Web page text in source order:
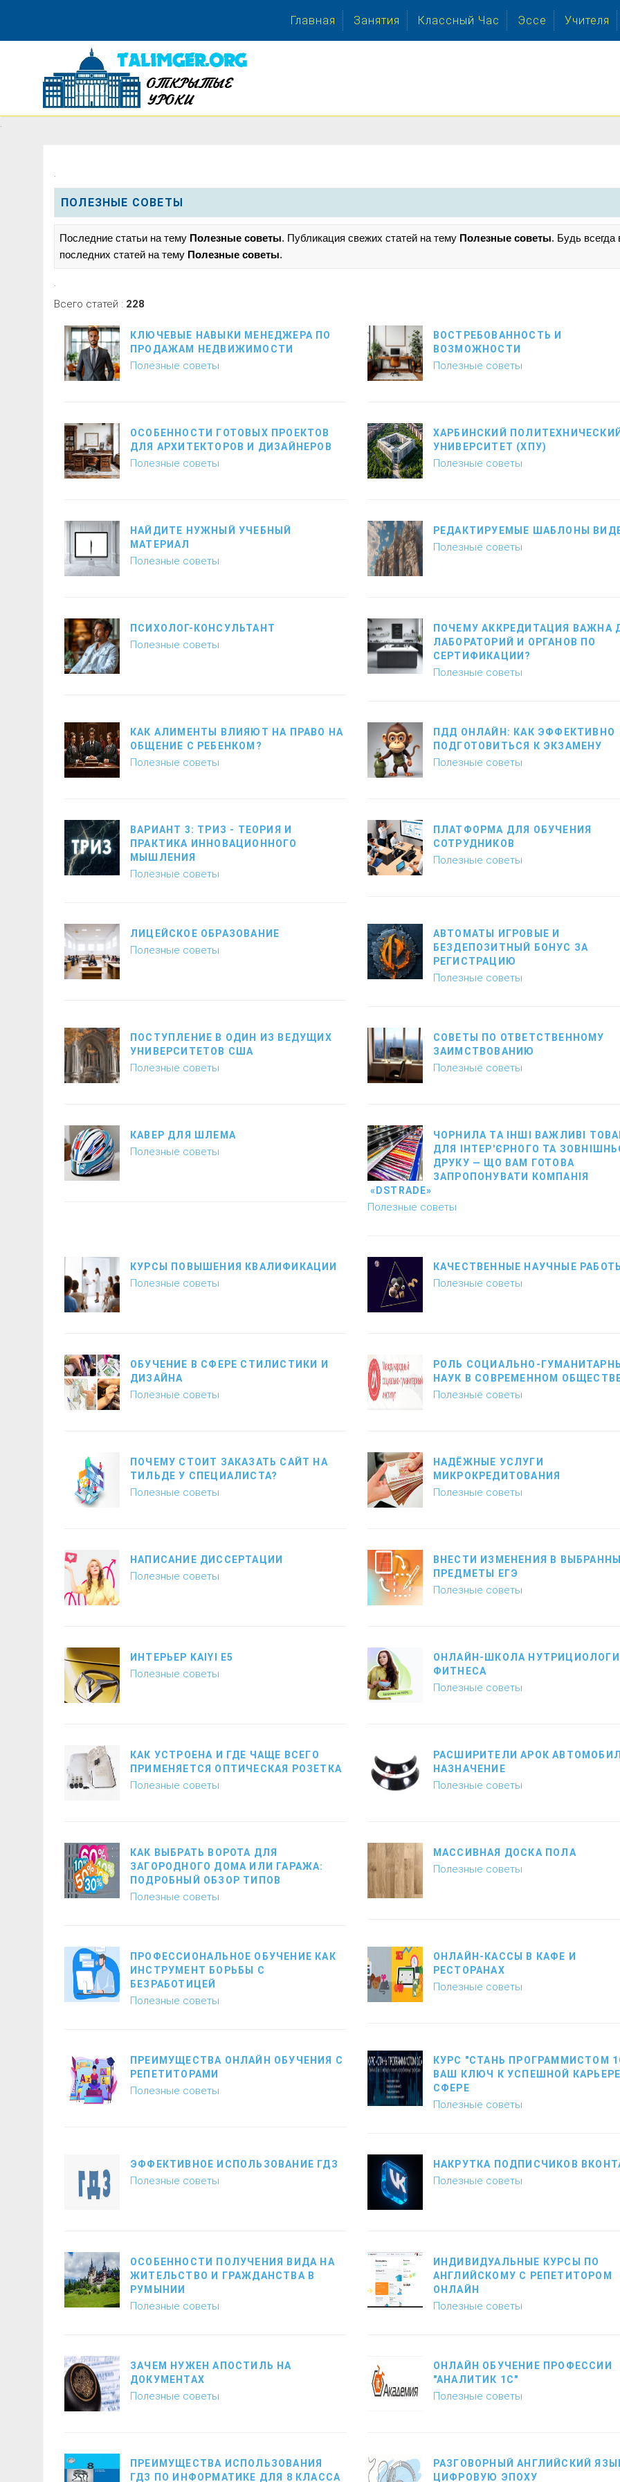
Главная Занятия Классный Час Эссе Учителя
.
.
ПОЛЕЗНЫЕ СОВЕТЫ
Последние статьи на тему Полезные советы. Публикация свежих статей на тему Полезные советы. Будь всегда
последних статей на тему Полезные советы.
.
Всего статей : 228
КЛЮЧЕВЫЕ НАВЫКИ МЕНЕДЖЕРА ПО
ПРОДАЖАМ НЕДВИЖИМОСТИ
Полезные советы
ВОСТРЕБОВАННОСТЬ И
ВОЗМОЖНОСТИ
Полезные советы
ОСОБЕННОСТИ ГОТОВЫХ ПРОЕКТОВ
ДЛЯ АРХИТЕКТОРОВ И ДИЗАЙНЕРОВ
Полезные советы
ХАРБИНСКИЙ
УНИВЕРСИТЕТ (ХПУ)
Полезные советы
НАЙДИТЕ НУЖНЫЙ УЧЕБНЫЙ
МАТЕРИАЛ
Полезные советы
РЕДАКТИРУЕМЫЕ ШАБЛОНЫ
Полезные советы
ПСИХОЛОГ-КОНСУЛЬТАНТ
Полезные советы
ПОЧЕМУ АККРЕДИТАЦИЯ ВАЖНА
ЛАБОРАТОРИЙ И ОРГАНОВ ПО
СЕРТИФИКАЦИИ?
Полезные советы
КАК АЛИМЕНТЫ ВЛИЯЮТ НА ПРАВО НА
ОБЩЕНИЕ С РЕБЕНКОМ?
Полезные советы
ПДД ОНЛАЙН: КАК ЭФФЕКТИВНО
ПОДГОТОВИТЬСЯ К ЭКЗАМЕНУ
Полезные советы
ВАРИАНТ 3: ТРИЗ - ТЕОРИЯ И
ПРАКТИКА ИННОВАЦИОННОГО
МЫШЛЕНИЯ
Полезные советы
ПЛАТФОРМА ДЛЯ ОБУЧЕНИЯ
СОТРУДНИКОВ
Полезные советы
ЛИЦЕЙСКОЕ ОБРАЗОВАНИЕ
Полезные советы
АВТОМАТЫ ИГРОВЫЕ И
БЕЗДЕПОЗИТНЫЙ БОНУС ЗА
РЕГИСТРАЦИЮ
Полезные советы
ПОСТУПЛЕНИЕ В ОДИН ИЗ ВЕДУЩИХ
УНИВЕРСИТЕТОВ США
Полезные советы
СОВЕТЫ ПО ОТВЕТСТВЕННОМУ
ЗАИМСТВОВАНИЮ
Полезные советы
КАВЕР ДЛЯ ШЛЕМА
Полезные советы
ЧОРНИЛА ТА ІНШІ ВАЖЛИВІ
ДЛЯ ІНТЕР'ЄРНОГО ТА
ДРУКУ — ЩО ВАМ ГОТОВА
ЗАПРОПОНУВАТИ КОМПАНІЯ
«DSTRADE»
Полезные советы
КУРСЫ ПОВЫШЕНИЯ КВАЛИФИКАЦИИ
Полезные советы
КАЧЕСТВЕННЫЕ НАУЧНЫЕ
Полезные советы
ОБУЧЕНИЕ В СФЕРЕ СТИЛИСТИКИ И
ДИЗАЙНА
Полезные советы
РОЛЬ СОЦИАЛЬНО-
НАУК В СОВРЕМЕННОМ
Полезные советы
ПОЧЕМУ СТОИТ ЗАКАЗАТЬ САЙТ НА
ТИЛЬДЕ У СПЕЦИАЛИСТА?
Полезные советы
НАДЁЖНЫЕ УСЛУГИ
МИКРОКРЕДИТОВАНИЯ
Полезные советы
НАПИСАНИЕ ДИССЕРТАЦИИ
Полезные советы
ВНЕСТИ ИЗМЕНЕНИЯ В
ПРЕДМЕТЫ ЕГЭ
Полезные советы
ИНТЕРЬЕР KAIYI E5
Полезные советы
ОНЛАЙН-ШКОЛА
ФИТНЕСА
Полезные советы
КАК УСТРОЕНА И ГДЕ ЧАЩЕ ВСЕГО
ПРИМЕНЯЕТСЯ ОПТИЧЕСКАЯ РОЗЕТКА
Полезные советы
РАСШИРИТЕЛИ АРОК
НАЗНАЧЕНИЕ
Полезные советы
КАК ВЫБРАТЬ ВОРОТА ДЛЯ
ЗАГОРОДНОГО ДОМА ИЛИ ГАРАЖА:
ПОДРОБНЫЙ ОБЗОР ТИПОВ
Полезные советы
МАССИВНАЯ ДОСКА ПОЛА
Полезные советы
ПРОФЕССИОНАЛЬНОЕ ОБУЧЕНИЕ КАК
ИНСТРУМЕНТ БОРЬБЫ С
БЕЗРАБОТИЦЕЙ
Полезные советы
ОНЛАЙН-КАССЫ В КАФЕ И
РЕСТОРАНАХ
Полезные советы
ПРЕИМУЩЕСТВА ОНЛАЙН ОБУЧЕНИЯ С
РЕПЕТИТОРАМИ
Полезные советы
КУРС "СТАНЬ ПРОГРАММИСТОМ
ВАШ КЛЮЧ К УСПЕШНОЙ
СФЕРЕ
Полезные советы
ЭФФЕКТИВНОЕ ИСПОЛЬЗОВАНИЕ ГДЗ
Полезные советы
НАКРУТКА ПОДПИСЧИКОВ
Полезные советы
ОСОБЕННОСТИ ПОЛУЧЕНИЯ ВИДА НА
ЖИТЕЛЬСТВО И ГРАЖДАНСТВА В
РУМЫНИИ
Полезные советы
ИНДИВИДУАЛЬНЫЕ КУРСЫ ПО
АНГЛИЙСКОМУ С РЕПЕТИТОРОМ
ОНЛАЙН
Полезные советы
ЗАЧЕМ НУЖЕН АПОСТИЛЬ НА
ДОКУМЕНТАХ
Полезные советы
ОНЛАЙН ОБУЧЕНИЕ ПРОФЕССИИ
"АНАЛИТИК 1С"
Полезные советы
ПРЕИМУЩЕСТВА ИСПОЛЬЗОВАНИЯ
ГДЗ ПО ИНФОРМАТИКЕ ДЛЯ 8 КЛАССА
РАЗГОВОРНЫЙ АНГЛИЙСКИЙ
ЦИФРОВУЮ ЭПОХУ
.